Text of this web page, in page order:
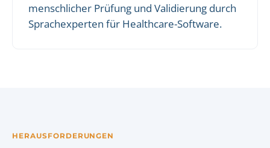
menschlicher Prüfung und Validierung durch
Sprachexperten für Healthcare-Software.
HERAUSFORDERUNGEN